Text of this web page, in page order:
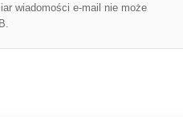
wiadomości e-mail nie może